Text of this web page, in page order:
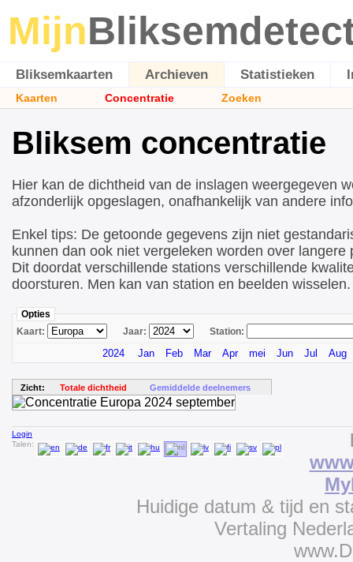
Mijn
Bliksemkaarten Archieven Statistieken
Kaarten Concentratie Zoeken
Bliksem concentratie
Hier kan de dichtheid van de inslagen weergegeven
afzonderlijk opgeslagen, onafhankelijk van andere
Enkel tips: De getoonde gegevens zijn niet
kunnen dan ook niet vergeleken worden over langere
Dit doordat verschillende stations verschillende
doorsturen. Men kan van station en beelden wisselen.
Opties
Kaart:
Jaar: Station:
2024 Jan Feb Mar Apr mei Jun Jul Aug
Zicht: Totale dichtheid Gemiddelde deelnemers
Login
Talen:
Huidige datum & tijd en
Vertaling